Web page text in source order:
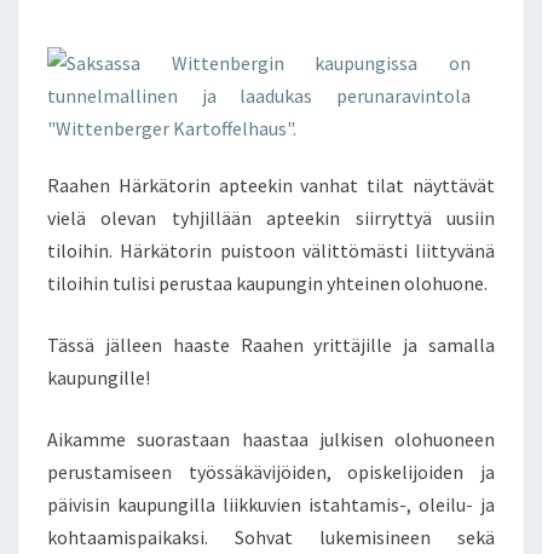
N
E
A
H
E
N
K
K
T
A
A
N
!
T
Raahen Härkätorin apteekin vanhat tilat näyttävät
vielä olevan tyhjillään apteekin siirryttyä uusiin
tiloihin. Härkätorin puistoon välittömästi liittyvänä
tiloihin tulisi perustaa kaupungin yhteinen olohuone.
Tässä jälleen haaste Raahen yrittäjille ja samalla
kaupungille!
Aikamme suorastaan haastaa julkisen olohuoneen
perustamiseen työssäkävijöiden, opiskelijoiden ja
päivisin kaupungilla liikkuvien istahtamis-, oleilu- ja
kohtaamispaikaksi. Sohvat lukemisineen sekä